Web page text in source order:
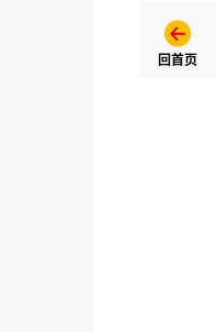
回首页